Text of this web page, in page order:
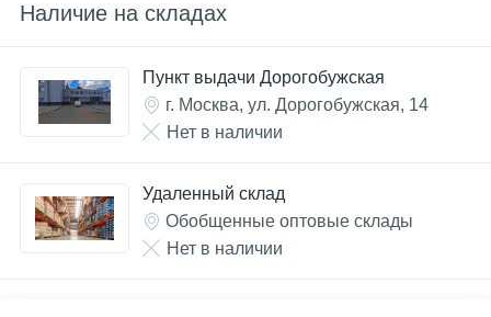
Наличие на складах
Пункт выдачи Дорогобужская
г. Москва, ул. Дорогобужская, 14
Нет в наличии
Удаленный склад
Обобщенные оптовые склады
Нет в наличии